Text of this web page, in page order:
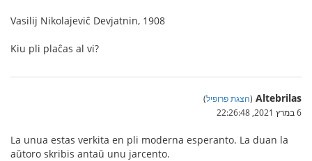
Vasilij Nikolajeviĉ Devjatnin, 1908
Kiu pli plaĉas al vi?
Altebrilas
(הצגת פרופיל)
6 במרץ 2021, 22:26:48
La unua estas verkita en pli moderna esperanto. La duan la
aŭtoro skribis antaŭ unu jarcento.